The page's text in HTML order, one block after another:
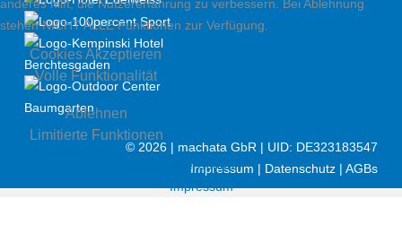
© 2026 | machata GbR | UID: DE323183547
Impressum | Datenschutz | AGBs
anderes hilft, die Nutzererfahrung zu verbessern. Bei Ablehnung
stehen NICHT ALLE Funktionen zur Verfügung.
Cookies Akzeptieren
Volle Funktionalität
Ablehnen
Limitierte Funktionen
Datenschutz
Impressum